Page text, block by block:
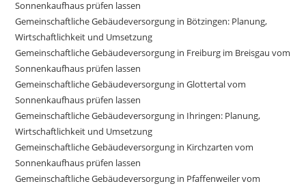
Sonnenkaufhaus prüfen lassen
Gemeinschaftliche Gebäudeversorgung in Bötzingen: Planung,
Wirtschaftlichkeit und Umsetzung
Gemeinschaftliche Gebäudeversorgung in Freiburg im Breisgau vom
Sonnenkaufhaus prüfen lassen
Gemeinschaftliche Gebäudeversorgung in Glottertal vom
Sonnenkaufhaus prüfen lassen
Gemeinschaftliche Gebäudeversorgung in Ihringen: Planung,
Wirtschaftlichkeit und Umsetzung
Gemeinschaftliche Gebäudeversorgung in Kirchzarten vom
Sonnenkaufhaus prüfen lassen
Gemeinschaftliche Gebäudeversorgung in Pfaffenweiler vom